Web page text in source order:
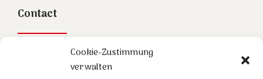
Cookie-Zustimmung
verwalten
Contact
Stowasser Painhaupt Partner GmbH
Linke Wienzeile 4/3/3